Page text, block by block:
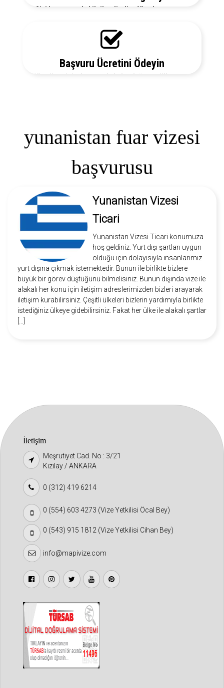
Sizi her aşamada bilgilendirelim. Vize başvurunuz
Başvuru Ücretini Ödeyin
Vize ücretiniz, başvuruda bulunduğunuz ülkeye ve
yunanistan fuar vizesi
başvurusu
Yunanistan Vizesi
Ticari
Yunanistan Vizesi Ticari konumuza
hoş geldiniz. Yurt dışı şartları uygun
olduğu için dolayısıyla insanlarımız
yurt dışına çıkmak istemektedir. Bunun ile birlikte bizlere
büyük bir görev düştüğünü bilmelisiniz. Bunun dışında vize ile
alakalı her konu için iletişim adreslerimizden bizleri arayarak
iletişim kurabilirsiniz. Çeşitli ülkeleri bizlerin yardımıyla birlikte
istediğiniz ülkeye gidebilirsiniz. Fakat her ülke ile alakalı şartlar
İletişim
Meşrutiyet Cad. No : 3/21
Kızılay / ANKARA
0 (312) 419 6214
0 (554) 603 4273 (Vize Yetkilisi Öcal Bey)
0 (543) 915 1812 (Vize Yetkilisi Cihan Bey)
info@mapivize.com